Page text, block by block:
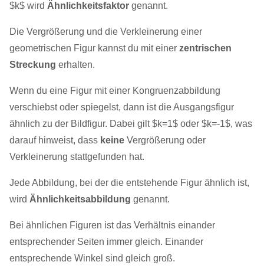
$k$ wird Ähnlichkeitsfaktor genannt.
Die Vergrößerung und die Verkleinerung einer
geometrischen Figur kannst du mit einer zentrischen
Streckung erhalten.
Wenn du eine Figur mit einer Kongruenzabbildung
verschiebst oder spiegelst, dann ist die Ausgangsfigur
ähnlich zu der Bildfigur. Dabei gilt $k=1$ oder $k=-1$, was
darauf hinweist, dass keine Vergrößerung oder
Verkleinerung stattgefunden hat.
Jede Abbildung, bei der die entstehende Figur ähnlich ist,
wird Ähnlichkeitsabbildung genannt.
Bei ähnlichen Figuren ist das Verhältnis einander
entsprechender Seiten immer gleich. Einander
entsprechende Winkel sind gleich groß.